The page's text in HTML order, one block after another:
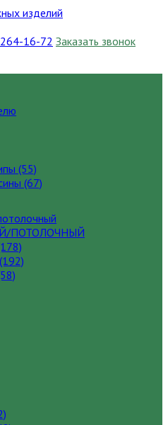
16-72 Заказать звонок
(55)
(67)
ПОТОЛОЧНЫЙ